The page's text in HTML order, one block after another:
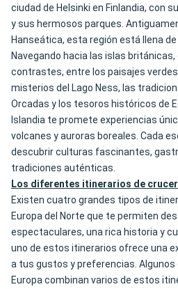
ciudad de Helsinki en Finlandia, con
y sus hermosos parques.
Hanseática, esta región está llena
Navegando hacia las islas
contrastes, entre los paisajes verdes
misterios del Lago Ness, las
Orcadas y los tesoros históricos de
Islandia te promete experiencias
volcanes y auroras boreales. Cada
descubrir culturas fascinantes,
tradiciones auténticas.
Los diferentes itinerarios de
Existen cuatro grandes tipos de
Europa del Norte que te permiten
espectaculares, una rica historia y
uno de estos itinerarios ofrece una
a tus gustos y preferencias. Algunos
Europa combinan varios de estos